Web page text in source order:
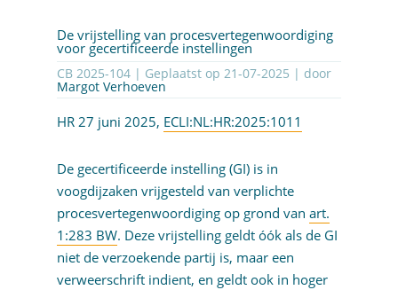
De vrijstelling van procesvertegenwoordiging
voor gecertificeerde instellingen
CB 2025-104 | Geplaatst op 21-07-2025 | door
Margot Verhoeven
HR 27 juni 2025, ECLI:NL:HR:2025:1011
De gecertificeerde instelling (GI) is in
voogdijzaken vrijgesteld van verplichte
procesvertegenwoordiging op grond van art.
1:283 BW. Deze vrijstelling geldt óók als de GI
niet de verzoekende partij is, maar een
verweerschrift indient, en geldt ook in hoger